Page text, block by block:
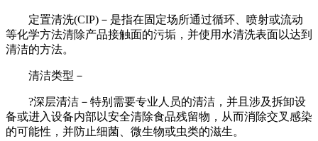
定置清洗(CIP)－是指在固定场所通过循环、喷射或流动
等化学方法清除产品接触面的污垢，并使用水清洗表面以达到
清洁的方法。
清洁类型－
?深层清洁－特别需要专业人员的清洁，并且涉及拆卸设
备或进入设备内部以安全清除食品残留物，从而消除交叉感染
的可能性，并防止细菌、微生物或虫类的滋生。